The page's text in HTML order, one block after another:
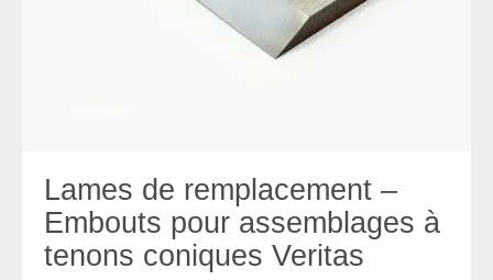
Lames de remplacement –
Embouts pour assemblages à
tenons coniques Veritas